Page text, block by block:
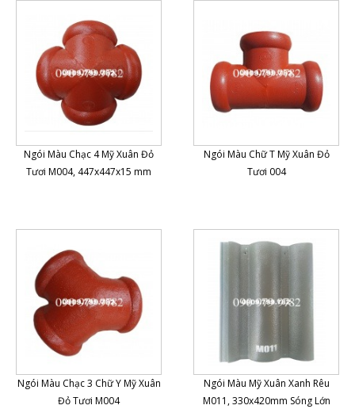
Ngói Màu Chạc 4 Mỹ Xuân Đỏ
Tươi M004, 447x447x15 mm
Ngói Màu Chữ T Mỹ Xuân Đỏ
Tươi 004
Ngói Màu Chạc 3 Chữ Y Mỹ Xuân
Đỏ Tươi M004
Ngói Màu Mỹ Xuân Xanh Rêu
M011, 330x420mm Sóng Lớn